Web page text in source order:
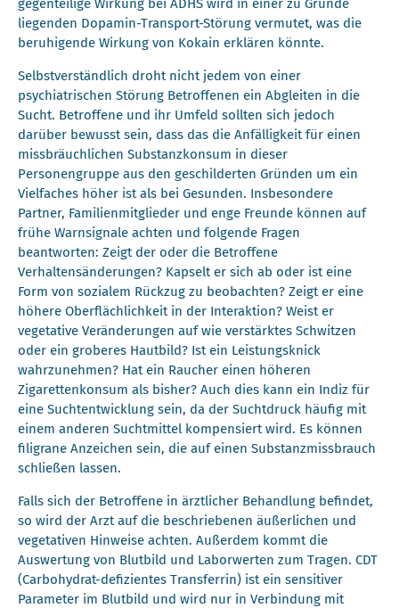
gegenteilige Wirkung bei ADHS wird in einer zu Grunde
liegenden Dopamin-Transport-Störung vermutet, was die
beruhigende Wirkung von Kokain erklären könnte.
Selbstverständlich droht nicht jedem von einer
psychiatrischen Störung Betroffenen ein Abgleiten in die
Sucht. Betroffene und ihr Umfeld sollten sich jedoch
darüber bewusst sein, dass das die Anfälligkeit für einen
missbräuchlichen Substanzkonsum in dieser
Personengruppe aus den geschilderten Gründen um ein
Vielfaches höher ist als bei Gesunden. Insbesondere
Partner, Familienmitglieder und enge Freunde können auf
frühe Warnsignale achten und folgende Fragen
beantworten: Zeigt der oder die Betroffene
Verhaltensänderungen? Kapselt er sich ab oder ist eine
Form von sozialem Rückzug zu beobachten? Zeigt er eine
höhere Oberflächlichkeit in der Interaktion? Weist er
vegetative Veränderungen auf wie verstärktes Schwitzen
oder ein groberes Hautbild? Ist ein Leistungsknick
wahrzunehmen? Hat ein Raucher einen höheren
Zigarettenkonsum als bisher? Auch dies kann ein Indiz für
eine Suchtentwicklung sein, da der Suchtdruck häufig mit
einem anderen Suchtmittel kompensiert wird. Es können
filigrane Anzeichen sein, die auf einen Substanzmissbrauch
schließen lassen.
Falls sich der Betroffene in ärztlicher Behandlung befindet,
so wird der Arzt auf die beschriebenen äußerlichen und
vegetativen Hinweise achten. Außerdem kommt die
Auswertung von Blutbild und Laborwerten zum Tragen. CDT
(Carbohydrat-defizientes Transferrin) ist ein sensitiver
Parameter im Blutbild und wird nur in Verbindung mit